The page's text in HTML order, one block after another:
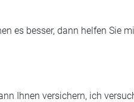
es besser, dann helfen Sie
Ihnen versichern, ich